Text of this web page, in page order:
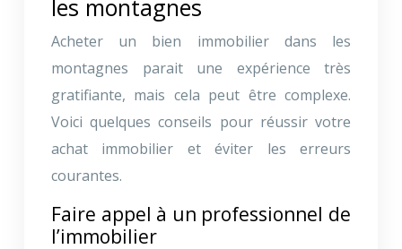
les montagnes
Acheter un bien immobilier dans les
montagnes parait une expérience très
gratifiante, mais cela peut être complexe.
Voici quelques conseils pour réussir votre
achat immobilier et éviter les erreurs
courantes.
Faire appel à un professionnel de
l’immobilier